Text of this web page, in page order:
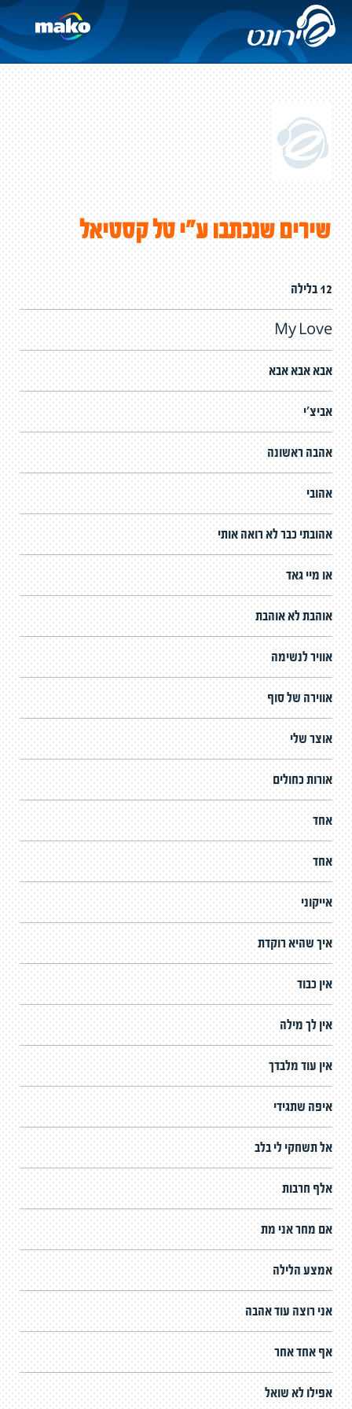
שירים שנכתבו ע"י טל קסטיאל
12 בלילה
My Love
אבא אבא אבא
אביצ'י
אהבה ראשונה
אהובי
אהובתי כבר לא רואה אותי
או מיי גאד
אוהבת לא אוהבת
אוויר לנשימה
אווירה של סוף
אוצר שלי
אורות כחולים
אחד
אחד
אייקוני
איך שהיא רוקדת
אין כבוד
אין לך מילה
אין עוד מלבדך
איפה שתגידי
אל תשחקי לי בלב
אלף חרבות
אם מחר אני מת
אמצע הלילה
אני רוצה עוד אהבה
אף אחד אחר
אפילו לא שואל